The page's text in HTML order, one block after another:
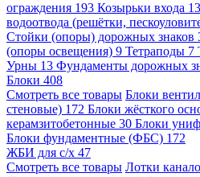
ограждения 193 Козырьки входа 13
водоотвода (решётки,
Стойки (опоры) дорожных знаков
(опоры освещения) 9 Тетраподы 7
Урны 13 Фундаменты дорожных
Блоки 408
Смотреть все товары Блоки
стеновые) 172 Блоки жёсткого
керамзитобетонные 30 Блоки
Блоки фундаментные (ФБС) 172
ЖБИ для с/х 47
Смотреть все товары Лотки